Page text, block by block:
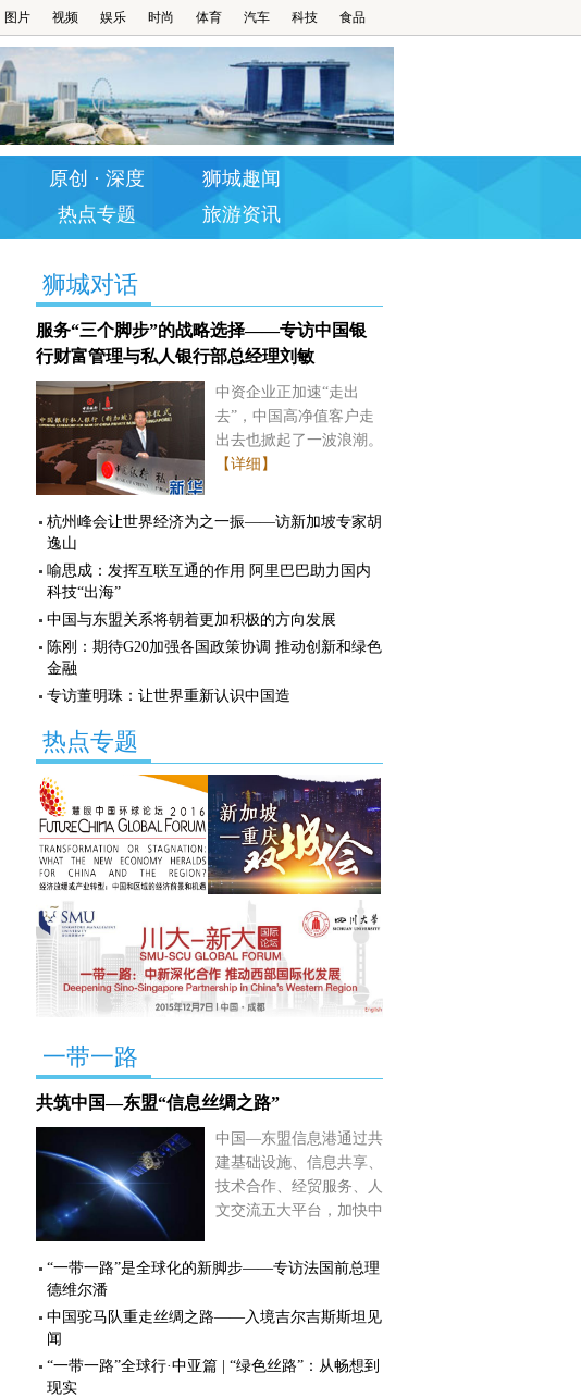
图片 视频 娱乐 时尚 体育 汽车 科技 食品
原创 · 深度
狮城趣闻
热点专题 旅游资讯
狮城对话
服务“三个脚步”的战略选择——专访中国银
行财富管理与私人银行部总经理刘敏
中资企业正加速“走出
去”，中国高净值客户走
出去也掀起了一波浪潮。
【详细】
杭州峰会让世界经济为之一振——访新加坡专家胡
逸山
喻思成：发挥互联互通的作用 阿里巴巴助力国内
科技“出海”
中国与东盟关系将朝着更加积极的方向发展
陈刚：期待G20加强各国政策协调 推动创新和绿色
金融
专访董明珠：让世界重新认识中国造
热点专题
一带一路
共筑中国—东盟“信息丝绸之路”
中国—东盟信息港通过共
建基础设施、信息共享、
技术合作、经贸服务、人
文交流五大平台，加快中
联互通的步伐。【详细】
“一带一路”是全球化的新脚步——专访法国前总理
德维尔潘
中国驼马队重走丝绸之路——入境吉尔吉斯斯坦见
闻
“一带一路”全球行·中亚篇 | “绿色丝路”：从畅想到
现实